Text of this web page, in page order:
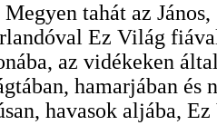
tahát az
Ez Világ
az vidékeken
hamarjában és
havasok aljába,